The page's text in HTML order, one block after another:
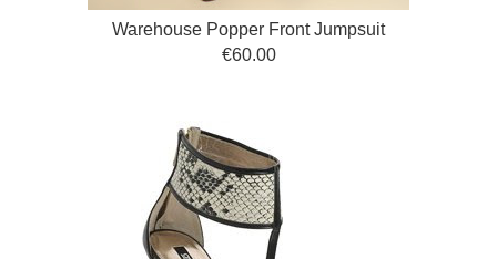
Warehouse Popper Front Jumpsuit
€60.00